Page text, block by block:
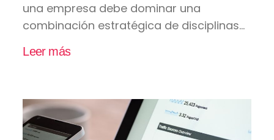
una empresa debe dominar una
combinación estratégica de disciplinas...
Leer más